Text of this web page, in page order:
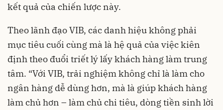
kết quả của chiến lược này.
Theo lãnh đạo VIB, các danh hiệu không phải
mục tiêu cuối cùng mà là hệ quả của việc kiên
định theo đuổi triết lý lấy khách hàng làm trung
tâm. “Với VIB, trải nghiệm không chỉ là làm cho
ngân hàng dễ dùng hơn, mà là giúp khách hàng
làm chủ hơn – làm chủ chi tiêu, dòng tiền sinh lời